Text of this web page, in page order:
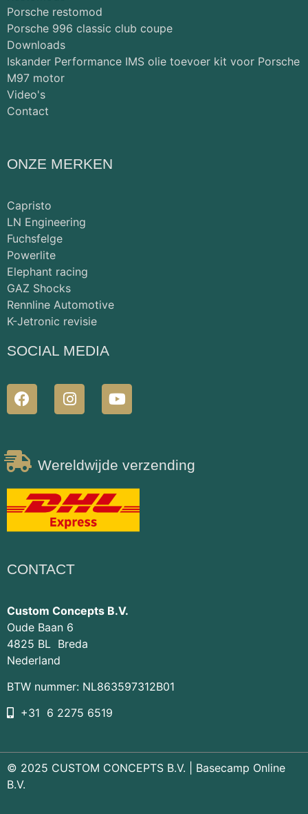
Porsche restomod
Porsche 996 classic club coupe
Downloads
Iskander Performance IMS olie toevoer kit voor Porsche
M97 motor
Video's
Contact
ONZE MERKEN
Capristo
LN Engineering
Fuchsfelge
Powerlite
Elephant racing
GAZ Shocks
Rennline Automotive
K-Jetronic revisie
SOCIAL MEDIA
Wereldwijde verzending
CONTACT
Custom Concepts B.V.
Oude Baan 6
4825 BL Breda
Nederland
BTW nummer: NL863597312B01
+31 6 2275 6519
© 2025 CUSTOM CONCEPTS B.V. | Basecamp Online
B.V.